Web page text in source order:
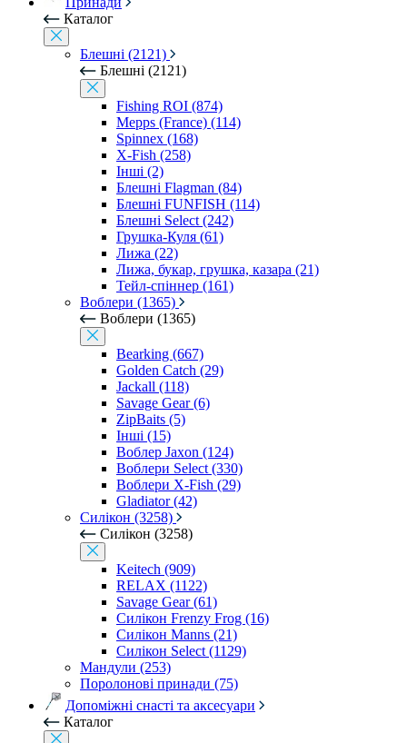
Каталог
Блешні (2121)
Блешні (2121)
Fishing ROI (874)
Mepps (France) (114)
Spinnex (168)
X-Fish (258)
Інші (2)
Блешні Flagman (84)
Блешні FUNFISH (114)
Блешні Select (242)
Грушка-Куля (61)
Лижа (22)
Лижа, букар, грушка, казара (21)
Тейл-спіннер (161)
Воблери (1365)
Воблери (1365)
Bearking (667)
Golden Catch (29)
Jackall (118)
Savage Gear (6)
ZipBaits (5)
Інші (15)
Воблер Jaxon (124)
Воблери Select (330)
Воблери X-Fish (29)
Gladiator (42)
Силікон (3258)
Силікон (3258)
Keitech (909)
RELAX (1122)
Savage Gear (61)
Силікон Frenzy Frog (16)
Силікон Manns (21)
Силікон Select (1129)
Мандули (253)
Поролонові принади (75)
Допоміжні снасті та аксесуари
Каталог